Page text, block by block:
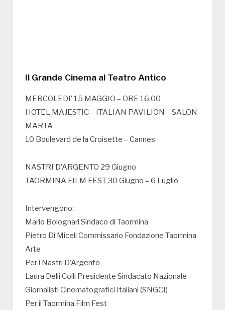
Il Grande Cinema al Teatro Antico
MERCOLEDI’ 15 MAGGIO – ORE 16.00
HOTEL MAJESTIC – ITALIAN PAVILION – SALON
MARTA
10 Boulevard de la Croisette – Cannes
NASTRI D’ARGENTO 29 Giugno
TAORMINA FILM FEST 30 Giugno – 6 Luglio
Intervengono:
Mario Bolognari Sindaco di Taormina
Pietro Di Miceli Commissario Fondazione Taormina
Arte
Per i Nastri D’Argento
Laura Delli Colli Presidente Sindacato Nazionale
Giornalisti Cinematografici Italiani (SNGCI)
Per il Taormina Film Fest